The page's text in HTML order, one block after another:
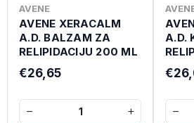
AVENE
AVENE XERACALM
A.D. BALZAM ZA
RELIPIDACIJU 200 ML
€26,65
− +
A.D.
−